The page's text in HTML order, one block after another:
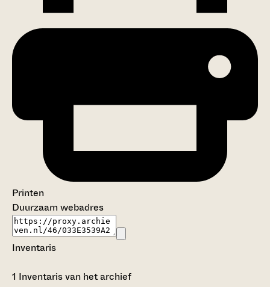
Printen
Duurzaam webadres
Inventaris
1 Inventaris van het archief